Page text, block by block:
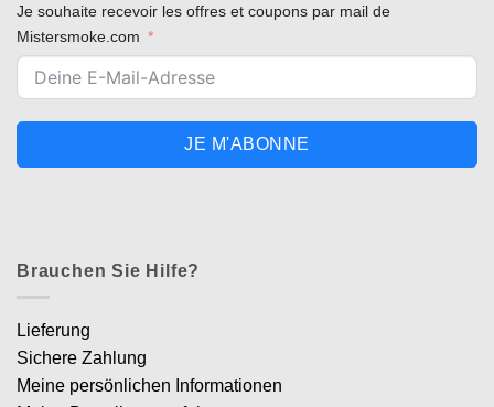
Je souhaite recevoir les offres et coupons par mail de
Mistersmoke.com
JE M'ABONNE
Brauchen Sie Hilfe?
Lieferung
Sichere Zahlung
Meine persönlichen Informationen